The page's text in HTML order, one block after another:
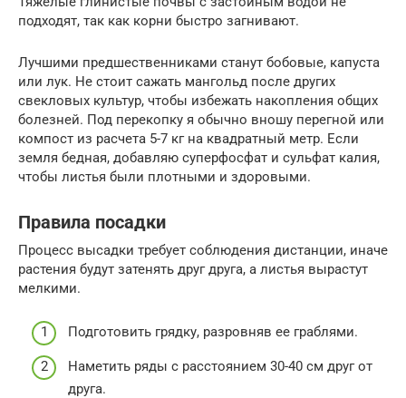
подходят, так как корни быстро загнивают.
Лучшими предшественниками станут бобовые, капуста
или лук. Не стоит сажать мангольд после других
свекловых культур, чтобы избежать накопления общих
болезней. Под перекопку я обычно вношу перегной или
компост из расчета 5-7 кг на квадратный метр. Если
земля бедная, добавляю суперфосфат и сульфат калия,
чтобы листья были плотными и здоровыми.
Правила посадки
Процесс высадки требует соблюдения дистанции, иначе
растения будут затенять друг друга, а листья вырастут
мелкими.
Подготовить грядку, разровняв ее граблями.
Наметить ряды с расстоянием 30-40 см друг от
друга.